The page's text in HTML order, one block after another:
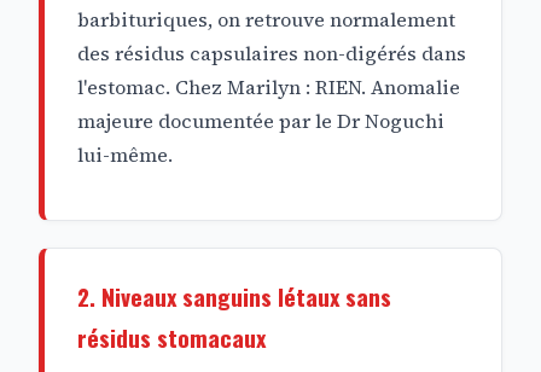
barbituriques, on retrouve normalement
des résidus capsulaires non-digérés dans
l'estomac. Chez Marilyn : RIEN. Anomalie
majeure documentée par le Dr Noguchi
lui-même.
2. Niveaux sanguins létaux sans
résidus stomacaux